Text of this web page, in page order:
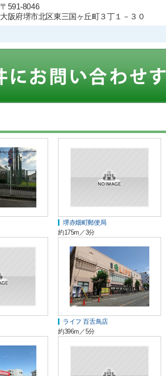
〒591-8046
大阪府堺市北区東三国ヶ丘町３丁１－３０
堺赤畑町郵便局
約175m／3分
ライフ 百舌鳥店
約396m／5分